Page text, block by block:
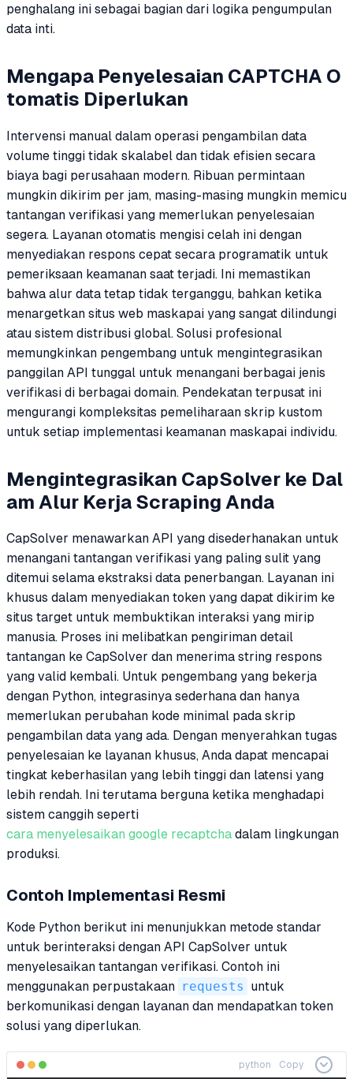
penghalang ini sebagai bagian dari logika pengumpulan
data inti.
Mengapa Penyelesaian CAPTCHA O
tomatis Diperlukan
Intervensi manual dalam operasi pengambilan data
volume tinggi tidak skalabel dan tidak efisien secara
biaya bagi perusahaan modern. Ribuan permintaan
mungkin dikirim per jam, masing-masing mungkin memicu
tantangan verifikasi yang memerlukan penyelesaian
segera. Layanan otomatis mengisi celah ini dengan
menyediakan respons cepat secara programatik untuk
pemeriksaan keamanan saat terjadi. Ini memastikan
bahwa alur data tetap tidak terganggu, bahkan ketika
menargetkan situs web maskapai yang sangat dilindungi
atau sistem distribusi global. Solusi profesional
memungkinkan pengembang untuk mengintegrasikan
panggilan API tunggal untuk menangani berbagai jenis
verifikasi di berbagai domain. Pendekatan terpusat ini
mengurangi kompleksitas pemeliharaan skrip kustom
untuk setiap implementasi keamanan maskapai individu.
Mengintegrasikan CapSolver ke Dal
am Alur Kerja Scraping Anda
CapSolver menawarkan API yang disederhanakan untuk
menangani tantangan verifikasi yang paling sulit yang
ditemui selama ekstraksi data penerbangan. Layanan ini
khusus dalam menyediakan token yang dapat dikirim ke
situs target untuk membuktikan interaksi yang mirip
manusia. Proses ini melibatkan pengiriman detail
tantangan ke CapSolver dan menerima string respons
yang valid kembali. Untuk pengembang yang bekerja
dengan Python, integrasinya sederhana dan hanya
memerlukan perubahan kode minimal pada skrip
pengambilan data yang ada. Dengan menyerahkan tugas
penyelesaian ke layanan khusus, Anda dapat mencapai
tingkat keberhasilan yang lebih tinggi dan latensi yang
lebih rendah. Ini terutama berguna ketika menghadapi
sistem canggih seperti
cara menyelesaikan google recaptcha dalam lingkungan
produksi.
Contoh Implementasi Resmi
Kode Python berikut ini menunjukkan metode standar
untuk berinteraksi dengan API CapSolver untuk
menyelesaikan tantangan verifikasi. Contoh ini
menggunakan perpustakaan requests untuk
berkomunikasi dengan layanan dan mendapatkan token
solusi yang diperlukan.
python Copy